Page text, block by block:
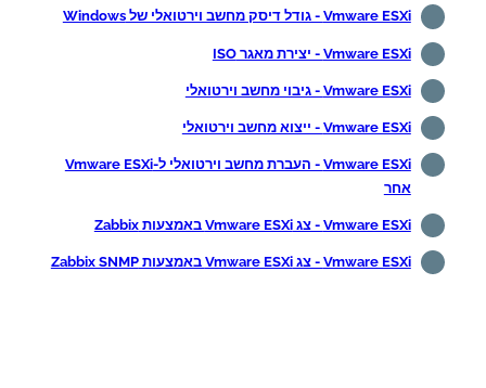
Vmware ESXi - גודל דיסק מחשב וירטואלי של Windows
Vmware ESXi - יצירת מאגר ISO
Vmware ESXi - גיבוי מחשב וירטואלי
Vmware ESXi - ייצוא מחשב וירטואלי
Vmware ESXi - העברת מחשב וירטואלי ל-Vmware ESXi
Vmware ESXi - צג Vmware ESXi באמצעות Zabbix
Vmware ESXi - צג Vmware ESXi באמצעות Zabbix SNMP